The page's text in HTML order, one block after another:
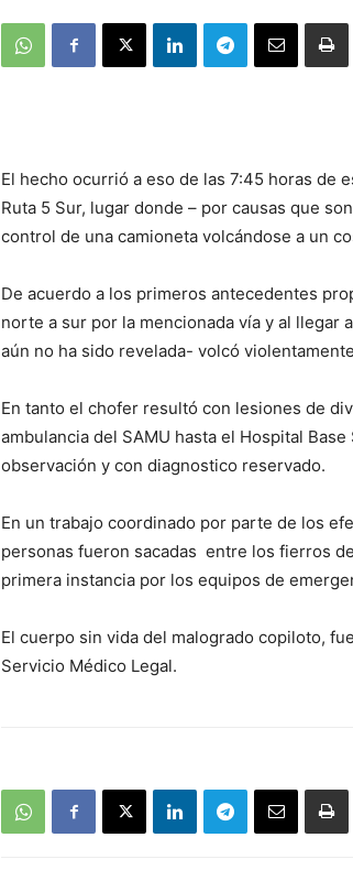
El hecho ocurrió a eso de las 7:45 horas de
Ruta 5 Sur, lugar donde – por causas que
control de una camioneta volcándose a un
De acuerdo a los primeros antecedentes
norte a sur por la mencionada vía y al llegar
aún no ha sido revelada- volcó
En tanto el chofer resultó con lesiones de
ambulancia del SAMU hasta el Hospital
observación y con diagnostico reservado.
En un trabajo coordinado por parte de los
personas fueron sacadas entre los fierros
primera instancia por los equipos de
El cuerpo sin vida del malogrado copiloto,
Servicio Médico Legal.